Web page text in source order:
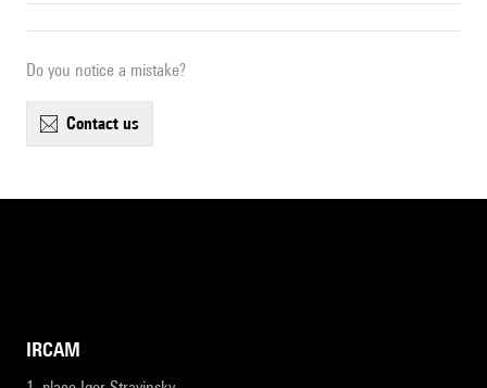
Do you notice a mistake?
contact us
IRCAM